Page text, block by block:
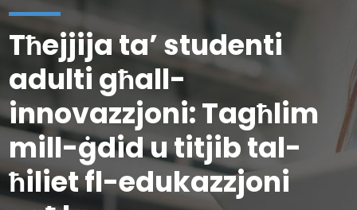
Tħejjija ta’ studenti
adulti għall-
innovazzjoni: Tagħlim
mill-ġdid u titjib tal-
ħiliet fl-edukazzjoni